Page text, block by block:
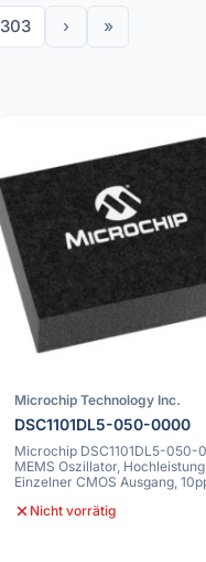
303 › »
Microchip Technology Inc.
DSC1101DL5-050-0000
Microchip DSC1101DL5-050-
MEMS Oszillator,
Einzelner CMOS Ausgang,
Nicht vorrätig